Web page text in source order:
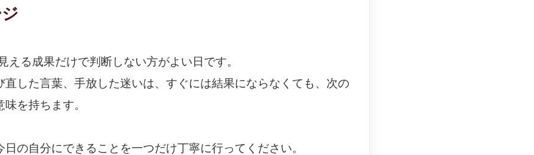
える成果だけで判断しない方がよい日です。
直した言葉、手放した迷いは、すぐには結果にならなくても、次の
を持ちます。
の自分にできることを一つだけ丁寧に行ってください。